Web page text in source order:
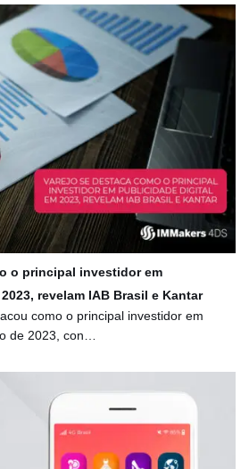
o principal investidor em
revelam IAB Brasil e Kantar
como o principal investidor em
de 2023, con…